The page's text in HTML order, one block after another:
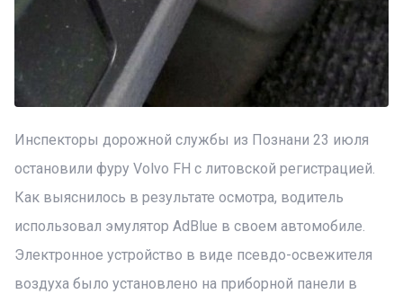
Инспекторы дорожной службы из Познани 23 июля
остановили фуру Volvo FH с литовской регистрацией.
Как выяснилось в результате осмотра, водитель
использовал эмулятор AdBlue в своем автомобиле.
Электронное устройство в виде псевдо-освежителя
воздуха было установлено на приборной панели в